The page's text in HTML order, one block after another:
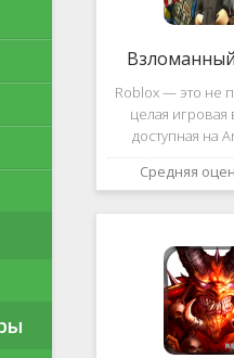
Roblox — это не
целая игровая
доступная на
уникальная
позволяет не
и сценарии,
Средняя